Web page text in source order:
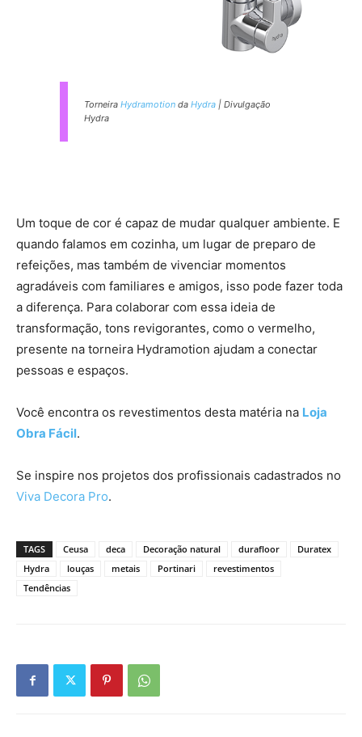
Torneira Hydramotion da Hydra | Divulgação
Hydra
Um toque de cor é capaz de mudar qualquer ambiente. E
quando falamos em cozinha, um lugar de preparo de
refeições, mas também de vivenciar momentos
agradáveis com familiares e amigos, isso pode fazer toda
a diferença. Para colaborar com essa ideia de
transformação, tons revigorantes, como o vermelho,
presente na torneira Hydramotion ajudam a conectar
pessoas e espaços.
Você encontra os revestimentos desta matéria na Loja
Obra Fácil.
Se inspire nos projetos dos profissionais cadastrados no
Viva Decora Pro.
TAGS Ceusa deca Decoração natural durafloor
Duratex
Hydra
louças metais Portinari
revestimentos
Tendências